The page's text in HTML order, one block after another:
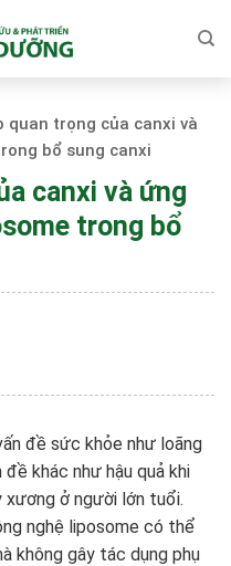
quan trọng của canxi và
bổ sung canxi
canxi và ứng
trong bổ
đề sức khỏe như loãng
khác như hậu quả khi
xương ở người lớn tuổi.
nghệ liposome có thể
không gây tác dụng phụ